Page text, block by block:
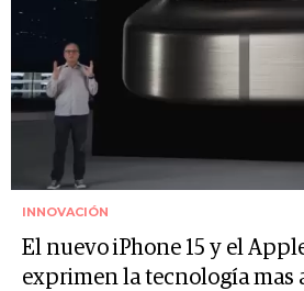
INNOVACIÓN
El nuevo iPhone 15 y el
exprimen la tecnología mas